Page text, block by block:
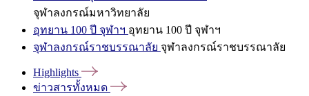
จุฬาลงกรณ์มหาวิทยาลัย
อุทยาน 100 ปี จุฬาฯ อุทยาน 100 ปี จุฬาฯ
จุฬาลงกรณ์ราชบรรณาลัย จุฬาลงกรณ์ราชบรรณาลัย
Highlights
ข่าวสารทั้งหมด